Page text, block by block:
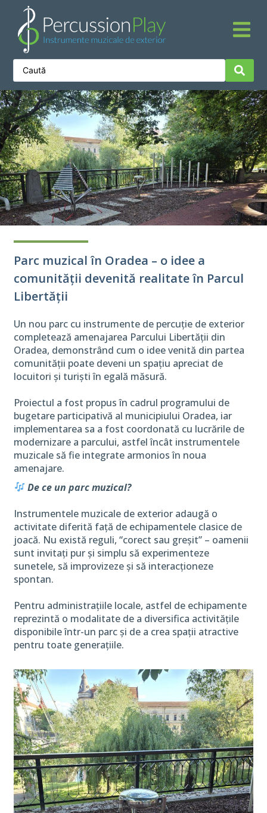
Parc muzical în Oradea – o idee a
comunității devenită realitate în Parcul
Libertății
Un nou parc cu instrumente de percuție de exterior
completează amenajarea Parcului Libertății din
Oradea, demonstrând cum o idee venită din partea
comunității poate deveni un spațiu apreciat de
locuitori și turiști în egală măsură.
Proiectul a fost propus în cadrul programului de
bugetare participativă al municipiului Oradea, iar
implementarea sa a fost coordonată cu lucrările de
modernizare a parcului, astfel încât instrumentele
muzicale să fie integrate armonios în noua
amenajare.
De ce un parc muzical?
Instrumentele muzicale de exterior adaugă o
activitate diferită față de echipamentele clasice de
joacă. Nu există reguli, “corect sau greșit” – oamenii
sunt invitați pur și simplu să experimenteze
sunetele, să improvizeze și să interacționeze
spontan.
Pentru administrațiile locale, astfel de echipamente
reprezintă o modalitate de a diversifica activitățile
disponibile într-un parc și de a crea spații atractive
pentru toate generațiile.